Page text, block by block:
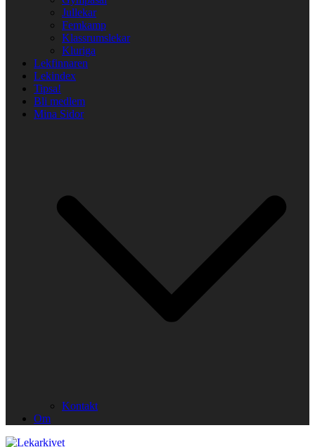
Jullekar
Femkamp
Klassrumslekar
Kluriga
Lekfinnaren
Lekindex
Tipsa!
Bli medlem
Mina Sidor
Kontakt
Om